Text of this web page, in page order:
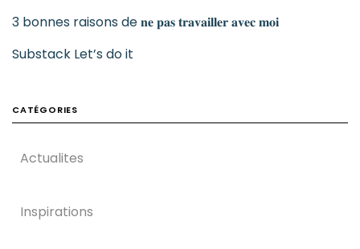
3 bonnes raisons de 𝐧𝐞 𝐩𝐚𝐬 𝐭𝐫𝐚𝐯𝐚𝐢𝐥𝐥𝐞𝐫 𝐚𝐯𝐞𝐜 𝐦𝐨𝐢
Substack Let’s do it
CATÉGORIES
Actualites
Inspirations